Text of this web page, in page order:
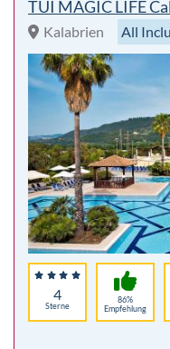
4
Sterne
86%
Empfehlung
Highlights:
Radsport
Wassersport
Kinder/Familie
Hotelbeschreibung